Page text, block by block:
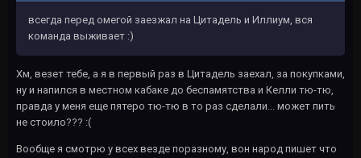
всегда перед омегой заезжал на Цитадель и Иллиум, вся
команда выживает :)
Хм, везет тебе, а я в первый раз в Цитадель заехал, за покупками,
ну и напился в местном кабаке до беспамятства и Келли тю-тю,
правда у меня еще пятеро тю-тю в то раз сделали... может пить
не стоило??? :(
Вообще я смотрю у всех везде поразному, вон народ пишет что